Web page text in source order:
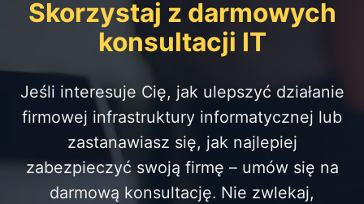
Skorzystaj z darmowych
konsultacji IT
Jeśli interesuje Cię, jak ulepszyć działanie
firmowej infrastruktury informatycznej lub
zastanawiasz się, jak najlepiej
zabezpieczyć swoją firmę – umów się na
darmową konsultację. Nie zwlekaj,